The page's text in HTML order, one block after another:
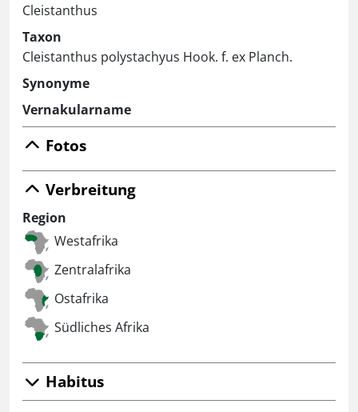
Cleistanthus
Taxon
Cleistanthus polystachyus Hook. f. ex Planch.
Synonyme
Vernakularname
Fotos
Verbreitung
Region
Westafrika
Zentralafrika
Ostafrika
Südliches Afrika
Habitus